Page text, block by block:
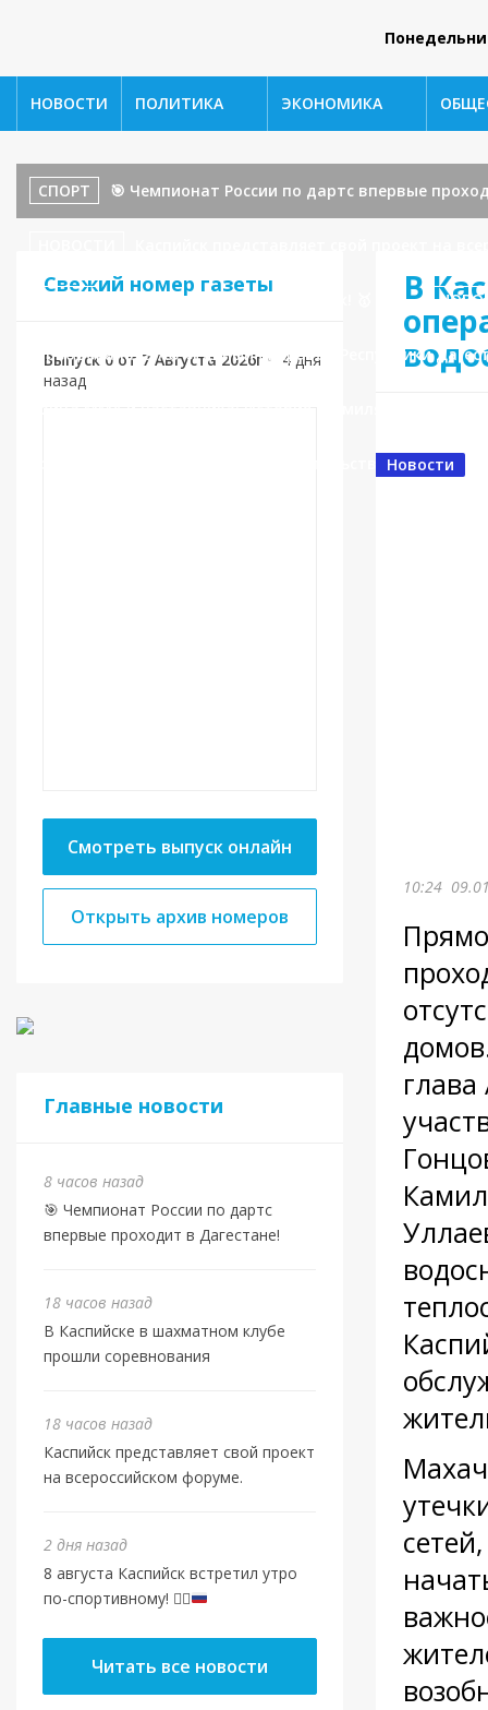
НОВОСТИ ПОЛИТИКА ЭКОНОМИКА
СПОРТ 🎯 Чемпионат России по дартс впервые
Золото мира едет в Каспийск! 🥇
горводоканала АО «Единый оператор Республики
принял участие в заседании Правительственной
Свежий номер газеты
Выпуск 0 от 7 Августа 2026г • 4 дня
назад
Смотреть выпуск онлайн
Открыть архив номеров
Главные новости
8 часов назад
🎯 Чемпионат России по дартс
впервые проходит в Дагестане!
18 часов назад
В Каспийске в шахматном клубе
прошли соревнования
18 часов назад
Каспийск представляет свой проект
на всероссийском форуме.
2 дня назад
8 августа Каспийск встретил утро
по-спортивному! 🏃‍♂️
Читать все новости
В
Новости
10:24